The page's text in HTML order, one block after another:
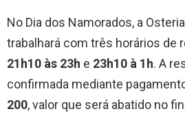
No Dia dos Namorados, a
trabalhará com três horários de
21h10 às 23h e 23h10 à 1h. A
confirmada mediante
200, valor que será abatido no